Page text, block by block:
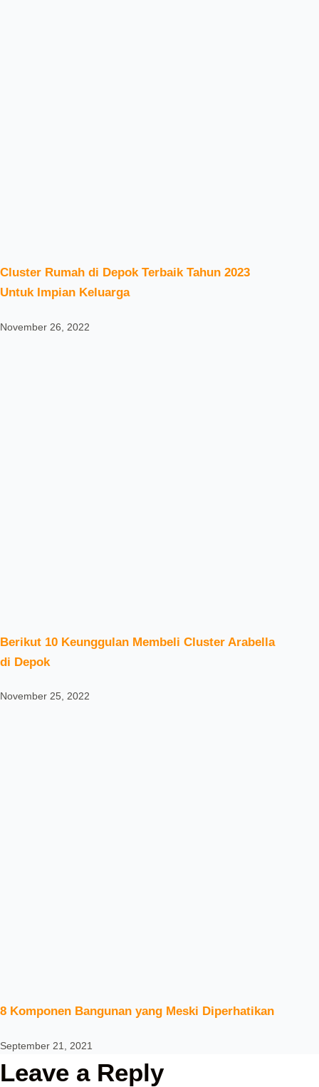
Cluster Rumah di Depok Terbaik Tahun 2023
Untuk Impian Keluarga
November 26, 2022
Berikut 10 Keunggulan Membeli Cluster Arabella
di Depok
November 25, 2022
8 Komponen Bangunan yang Meski Diperhatikan
September 21, 2021
Leave a Reply